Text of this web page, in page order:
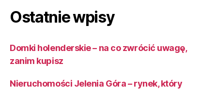
Ostatnie wpisy
Domki holenderskie – na co zwrócić uwagę,
zanim kupisz
Nieruchomości Jelenia Góra – rynek, który